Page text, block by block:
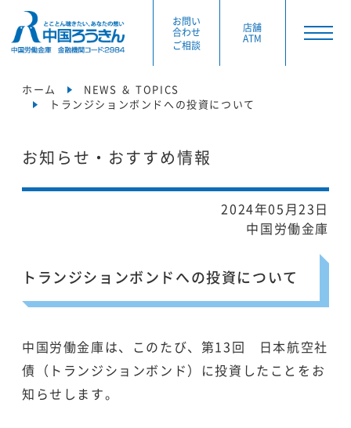
お問い
合わせ
ご相談
店舗
ATM
ホーム
NEWS ＆ TOPICS
トランジションボンドへの投資について
お知らせ・おすすめ情報
2024年05月23日
中国労働金庫
トランジションボンドへの投資について
中国労働金庫は、このたび、第13回 日本航空社
債（トランジションボンド）に投資したことをお
知らせします。